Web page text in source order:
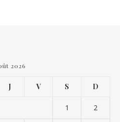
2026
J V S D
1 2